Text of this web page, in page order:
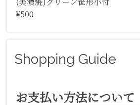
¥500
Shopping Guide
お支払い方法について